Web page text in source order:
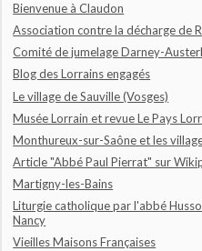
Bienvenue à Claudon
Association contre la décharge de
Comité de jumelage Darney-
Blog des Lorrains engagés
Le village de Sauville (Vosges)
Musée Lorrain et revue Le Pays
Monthureux-sur-Saône et les
Article "Abbé Paul Pierrat" sur
Martigny-les-Bains
Liturgie catholique par l'abbé
Nancy
Vieilles Maisons Françaises